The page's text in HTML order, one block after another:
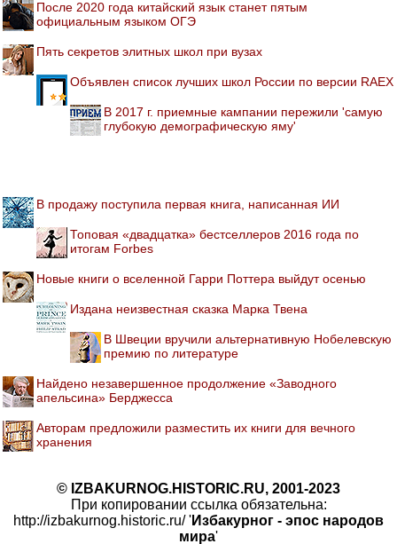
После 2020 года китайский язык станет пятым
официальным языком ОГЭ
Пять секретов элитных школ при вузах
Объявлен список лучших школ России по версии RAEX
В 2017 г. приемные кампании пережили 'самую
глубокую демографическую яму'
В продажу поступила первая книга, написанная ИИ
Топовая «двадцатка» бестселлеров 2016 года по
итогам Forbes
Новые книги о вселенной Гарри Поттера выйдут осенью
Издана неизвестная сказка Марка Твена
В Швеции вручили альтернативную Нобелевскую
премию по литературе
Найдено незавершенное продолжение «Заводного
апельсина» Берджесса
Авторам предложили разместить их книги для вечного
хранения
© IZBAKURNOG.HISTORIC.RU, 2001-2023
При копировании ссылка обязательна:
http://izbakurnog.historic.ru/ 'Избакурног - эпос народов
мира'